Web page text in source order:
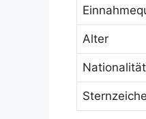
Alter
Nationalität